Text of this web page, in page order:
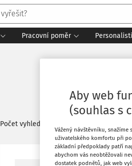
Pracovní poměr
Počet vyhledaných dokumentů:
Aby web
(souhlas s
Vážený návštěvníku, snažíme
uživatelského komfortu při
základní předpoklady patří
abychom vás neobtěžovali
dostatek podnětů, jak web